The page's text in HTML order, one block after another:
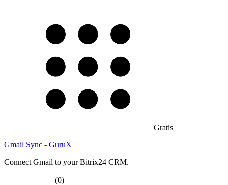
Gratis
Gmail Sync - GuruX
Connect Gmail to your Bitrix24 CRM.
(0)